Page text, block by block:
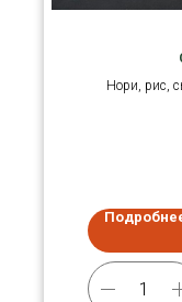
Нори, рис,